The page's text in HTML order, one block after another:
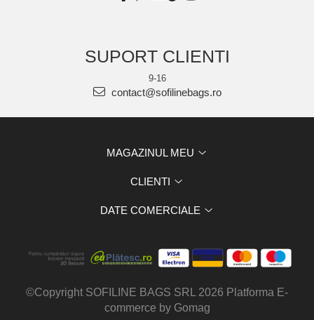
SUPORT CLIENTI
9-16
contact@sofilinebags.ro
MAGAZINUL MEU
CLIENTI
DATE COMERCIALE
©Copyright SOFILINE BAGS SRL 2026 Platforma E-
commerce by Gomag